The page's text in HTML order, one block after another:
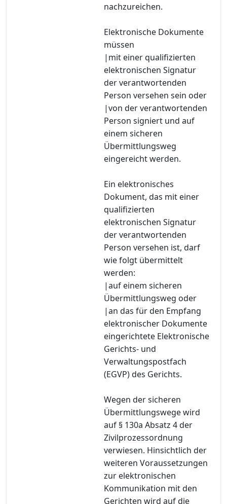
nachzureichen.
Elektronische Dokumente
müssen
|mit einer qualifizierten
elektronischen Signatur
der verantwortenden
Person versehen sein oder
|von der verantwortenden
Person signiert und auf
einem sicheren
Übermittlungsweg
eingereicht werden.
Ein elektronisches
Dokument, das mit einer
qualifizierten
elektronischen Signatur
der verantwortenden
Person versehen ist, darf
wie folgt übermittelt
werden:
|auf einem sicheren
Übermittlungsweg oder
|an das für den Empfang
elektronischer Dokumente
eingerichtete Elektronische
Gerichts- und
Verwaltungspostfach
(EGVP) des Gerichts.
Wegen der sicheren
Übermittlungswege wird
auf § 130a Absatz 4 der
Zivilprozessordnung
verwiesen. Hinsichtlich der
weiteren Voraussetzungen
zur elektronischen
Kommunikation mit den
Gerichten wird auf die